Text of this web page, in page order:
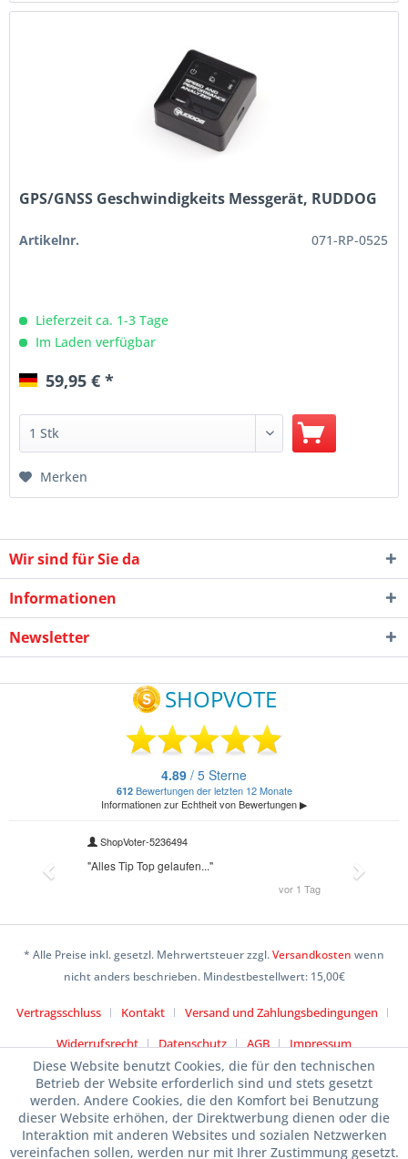
GPS/GNSS Geschwindigkeits Messgerät, RUDDOG
Artikelnr. 071-RP-0525
Lieferzeit ca. 1-3 Tage
Im Laden verfügbar
59,95 € *
Merken
Wir sind für Sie da
Informationen
Newsletter
* Alle Preise inkl. gesetzl. Mehrwertsteuer zzgl.Versandkosten wenn
nicht anders beschrieben. Mindestbestellwert: 15,00€
Vertragsschluss Kontakt
Versand und Zahlungsbedingungen
Widerrufsrecht
Datenschutz AGB Impressum
Diese Website benutzt Cookies, die für den technischen
Betrieb der Website erforderlich sind und stets gesetzt
werden. Andere Cookies, die den Komfort bei Benutzung
dieser Website erhöhen, der Direktwerbung dienen oder die
Interaktion mit anderen Websites und sozialen Netzwerken
vereinfachen sollen, werden nur mit Ihrer Zustimmung gesetzt.